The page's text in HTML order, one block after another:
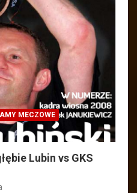
MECZOWE
Lubin vs GKS